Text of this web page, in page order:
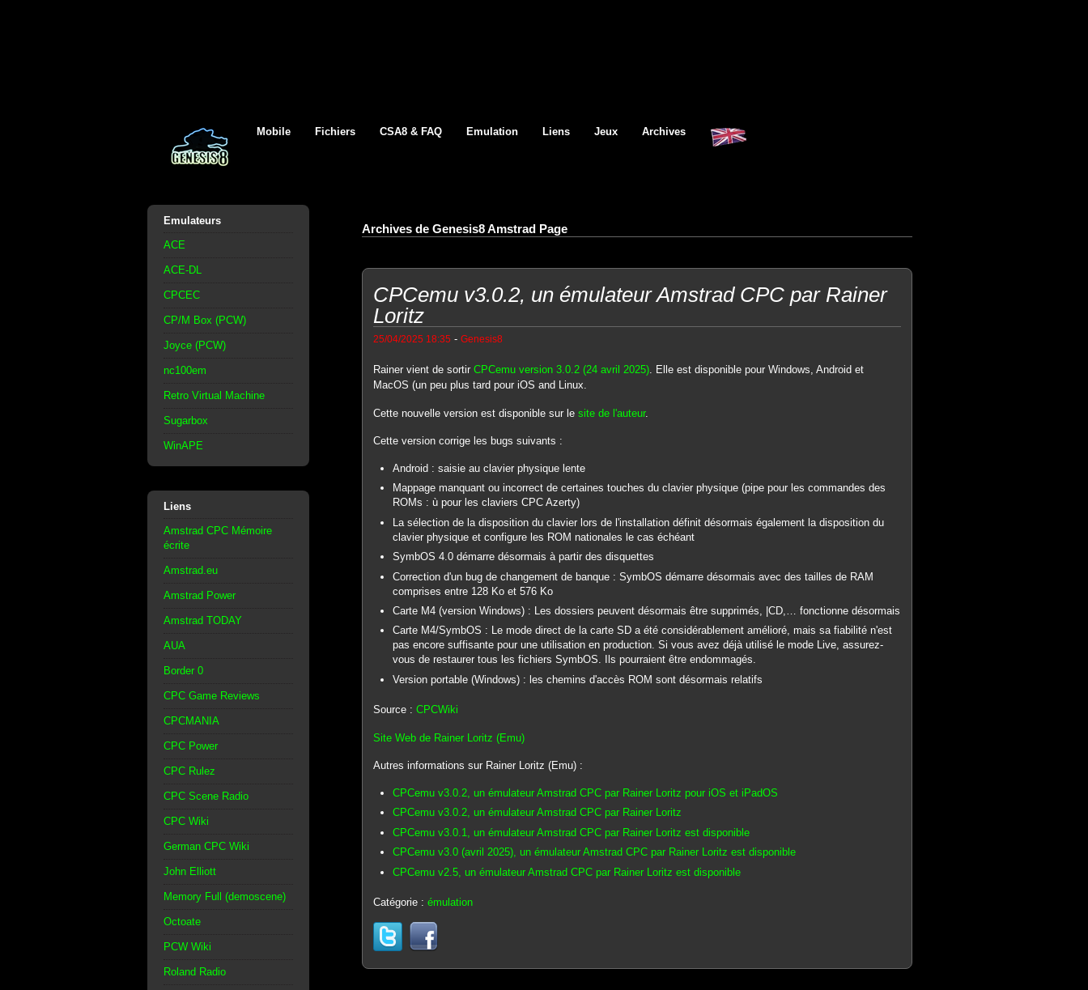
Mobile Fichiers CSA8 & FAQ Emulation Liens Jeux Archives
Emulateurs
ACE
ACE-DL
CPCEC
CP/M Box (PCW)
Joyce (PCW)
nc100em
Retro Virtual Machine
Sugarbox
WinAPE
Liens
Amstrad CPC Mémoire
écrite
Amstrad.eu
Amstrad Power
Amstrad TODAY
AUA
Border 0
CPC Game Reviews
CPCMANIA
CPC Power
CPC Rulez
CPC Scene Radio
CPC Wiki
German CPC Wiki
John Elliott
Memory Full (demoscene)
Octoate
PCW Wiki
Roland Radio
Archives de Genesis8 Amstrad Page
CPCemu v3.0.2, un émulateur Amstrad CPC par Rainer
Loritz
25/04/2025 18:35 - Genesis8
Rainer vient de sortir CPCemu version 3.0.2 (24 avril 2025). Elle est disponible pour Windows, Android et
MacOS (un peu plus tard pour iOS and Linux.
Cette nouvelle version est disponible sur le site de l'auteur.
Cette version corrige les bugs suivants :
Android : saisie au clavier physique lente
Mappage manquant ou incorrect de certaines touches du clavier physique (pipe pour les commandes des
ROMs : ù pour les claviers CPC Azerty)
La sélection de la disposition du clavier lors de l'installation définit désormais également la disposition du
clavier physique et configure les ROM nationales le cas échéant
SymbOS 4.0 démarre désormais à partir des disquettes
Correction d'un bug de changement de banque : SymbOS démarre désormais avec des tailles de RAM
comprises entre 128 Ko et 576 Ko
Carte M4 (version Windows) : Les dossiers peuvent désormais être supprimés, |CD,… fonctionne désormais
Carte M4/SymbOS : Le mode direct de la carte SD a été considérablement amélioré, mais sa fiabilité n'est
pas encore suffisante pour une utilisation en production. Si vous avez déjà utilisé le mode Live, assurez-
vous de restaurer tous les fichiers SymbOS. Ils pourraient être endommagés.
Version portable (Windows) : les chemins d'accès ROM sont désormais relatifs
Source : CPCWiki
Site Web de Rainer Loritz (Emu)
Autres informations sur Rainer Loritz (Emu) :
CPCemu v3.0.2, un émulateur Amstrad CPC par Rainer Loritz pour iOS et iPadOS
CPCemu v3.0.2, un émulateur Amstrad CPC par Rainer Loritz
CPCemu v3.0.1, un émulateur Amstrad CPC par Rainer Loritz est disponible
CPCemu v3.0 (avril 2025), un émulateur Amstrad CPC par Rainer Loritz est disponible
CPCemu v2.5, un émulateur Amstrad CPC par Rainer Loritz est disponible
Catégorie : émulation